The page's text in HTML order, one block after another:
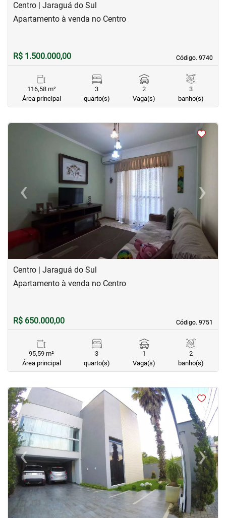
Centro | Jaraguá do Sul
Código. 9740
Código. 9740
Apartamento à venda no Centro
R$ 1.500.000,00
116,58 m²
Área principal
3
quarto(s)
2
Vaga(s)
3
banho(s)
<
‹Previous ›Next
Centro | Jaraguá do Sul
Código. 9751
Código. 9751
Apartamento à venda no Centro
R$ 650.000,00
95,59 m²
Área principal
3
quarto(s)
1
Vaga(s)
2
banho(s)
<<<<
‹Previous ›Next